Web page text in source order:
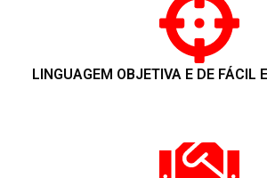
LINGUAGEM OBJETIVA E DE FÁCIL